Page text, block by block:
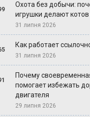
Охота без добычи:
игрушки делают котов
31 липня 2026
Как работает
31 липня 2026
Почему
помогает избежать
двигателя
29 липня 2026